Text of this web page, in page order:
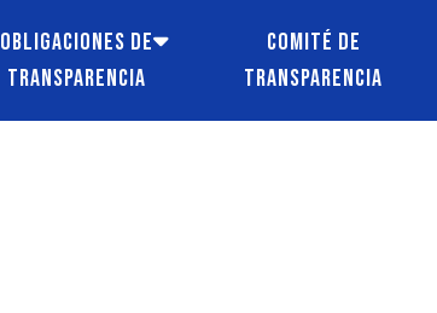
Obligaciones de
transparencia
Comité de
transparencia